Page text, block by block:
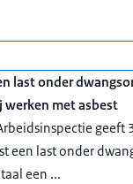
last onder
met asbest
geeft
een last onder
een ...